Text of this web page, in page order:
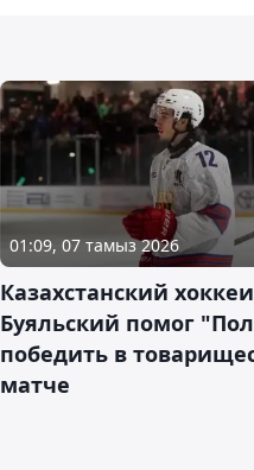
01:09, 07 тамыз 2026
Казахстанский
Буяльский помог
победить в
матче